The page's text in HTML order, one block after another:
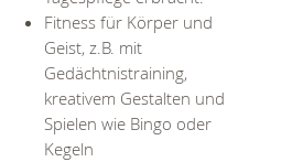
Fitness für Körper und
Geist, z.B. mit
Gedächtnistraining,
kreativem Gestalten und
Spielen wie Bingo oder
Kegeln